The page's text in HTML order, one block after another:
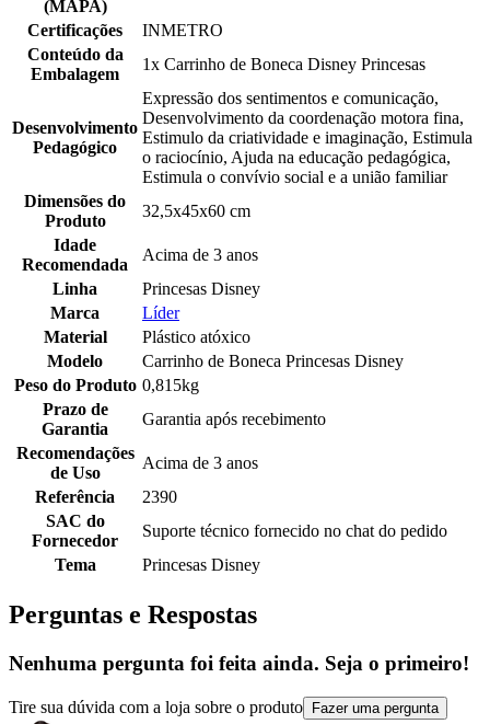
(MAPA)
Certificações
INMETRO
Conteúdo da
Embalagem
1x Carrinho de Boneca Disney Princesas
Desenvolvimento
Pedagógico
Expressão dos sentimentos e comunicação,
Desenvolvimento da coordenação motora fina,
Estimulo da criatividade e imaginação, Estimula
o raciocínio, Ajuda na educação pedagógica,
Estimula o convívio social e a união familiar
Dimensões do
Produto
32,5x45x60 cm
Idade
Recomendada
Acima de 3 anos
Linha
Princesas Disney
Marca
Líder
Material
Plástico atóxico
Modelo
Carrinho de Boneca Princesas Disney
Peso do Produto 0,815kg
Prazo de
Garantia
Garantia após recebimento
Recomendações
de Uso
Acima de 3 anos
Referência
2390
SAC do
Fornecedor
Suporte técnico fornecido no chat do pedido
Tema
Princesas Disney
Perguntas e Respostas
Nenhuma pergunta foi feita ainda. Seja o primeiro!
Tire sua dúvida com a loja sobre o produto Fazer uma pergunta